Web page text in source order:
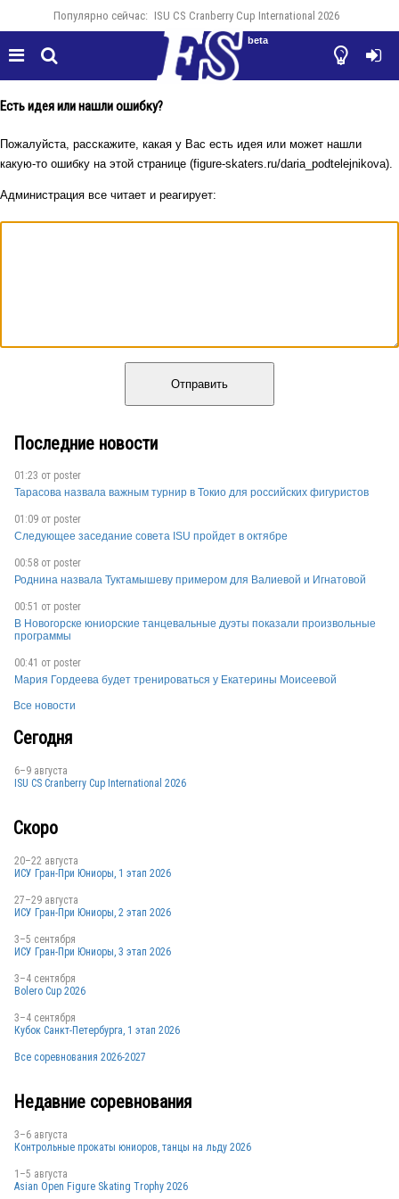
Популярно сейчас: ISU CS Cranberry Cup International 2026
  

beta
Есть идея или нашли ошибку?
Пожалуйста, расскажите, какая у Вас есть идея или может нашли
какую-то ошибку на этой странице (figure-skaters.ru/daria_podtelejnikova).
Администрация все читает и реагирует:
Отправить
Последние новости
01:23 от poster
Тарасова назвала важным турнир в Токио для российских фигуристов
01:09 от poster
Следующее заседание совета ISU пройдет в октябре
00:58 от poster
Роднина назвала Туктамышеву примером для Валиевой и Игнатовой
00:51 от poster
В Новогорске юниорские танцевальные дуэты показали произвольные
программы
00:41 от poster
Мария Гордеева будет тренироваться у Екатерины Моисеевой
Все новости
Сегодня
6–9 августа
ISU CS Cranberry Cup International 2026
Скоро
20–22 августа
ИСУ Гран-При Юниоры, 1 этап 2026
27–29 августа
ИСУ Гран-При Юниоры, 2 этап 2026
3–5 сентября
ИСУ Гран-При Юниоры, 3 этап 2026
3–4 сентября
Bolero Cup 2026
3–4 сентября
Кубок Санкт-Петербурга, 1 этап 2026
Все соревнования 2026-2027
Недавние соревнования
3–6 августа
Контрольные прокаты юниоров, танцы на льду 2026
1–5 августа
Asian Open Figure Skating Trophy 2026